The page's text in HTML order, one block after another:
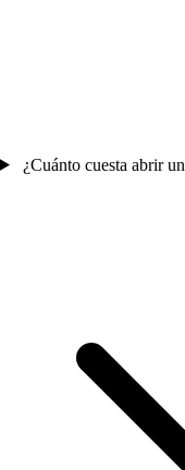
¿Cuánto cuesta abrir